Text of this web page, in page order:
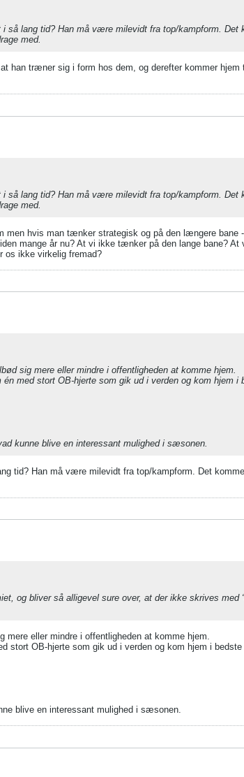
lang tid? Han må være milevidt fra top/kampform. Det
med.
han træner sig i form hos dem, og derefter kommer hjem
lang tid? Han må være milevidt fra top/kampform. Det
med.
hvis man tænker strategisk og på den længere bane
mange år nu? At vi ikke tænker på den lange bane? At
os ikke virkelig fremad?
sig mere eller mindre i offentligheden at komme hjem.
med stort OB-hjerte som gik ud i verden og kom hjem i
kunne blive en interessant mulighed i sæsonen.
tid? Han må være milevidt fra top/kampform. Det
og bliver så alligevel sure over, at der ikke skrives
eller mindre i offentligheden at komme hjem.
OB-hjerte som gik ud i verden og kom hjem i
blive en interessant mulighed i sæsonen.